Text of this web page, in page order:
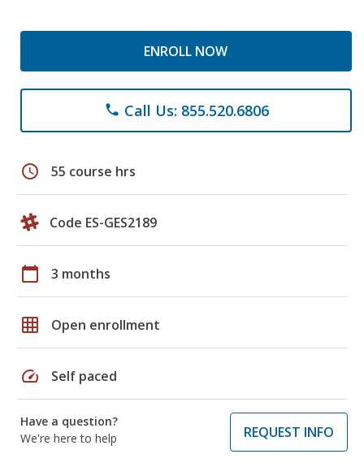
ENROLL NOW
phone Call Us: 855.520.6806
schedule 55 course hrs
Code ES-GES2189
calendar_today 3 months
grid_on Open enrollment
speed Self paced
Have a question?
We're here to help
REQUEST INFO